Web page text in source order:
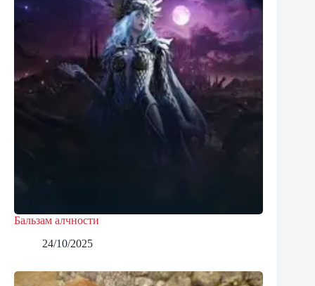
Бальзам алчности
24/10/2025